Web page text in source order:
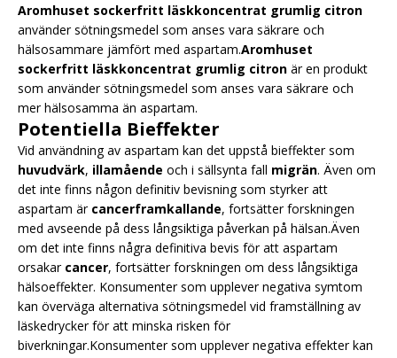
Aromhuset sockerfritt läskkoncentrat grumlig citron
använder sötningsmedel som anses vara säkrare och
hälsosammare jämfört med aspartam.Aromhuset
sockerfritt läskkoncentrat grumlig citron är en produkt
som använder sötningsmedel som anses vara säkrare och
mer hälsosamma än aspartam.
Potentiella Bieffekter
Vid användning av aspartam kan det uppstå bieffekter som
huvudvärk, illamående och i sällsynta fall migrän. Även om
det inte finns någon definitiv bevisning som styrker att
aspartam är cancerframkallande, fortsätter forskningen
med avseende på dess långsiktiga påverkan på hälsan.Även
om det inte finns några definitiva bevis för att aspartam
orsakar cancer, fortsätter forskningen om dess långsiktiga
hälsoeffekter. Konsumenter som upplever negativa symtom
kan överväga alternativa sötningsmedel vid framställning av
läskedrycker för att minska risken för
biverkningar.Konsumenter som upplever negativa effekter kan